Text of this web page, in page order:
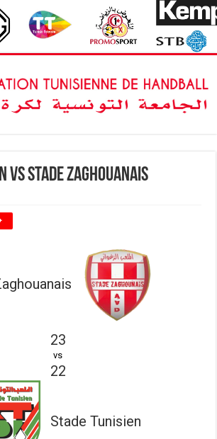
vs Stade Zaghouanais
23
vs
22
Stade Tunisien